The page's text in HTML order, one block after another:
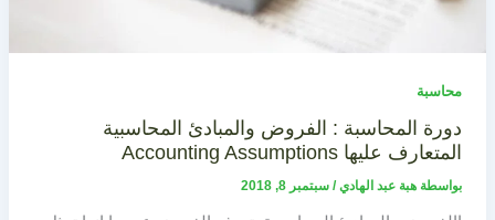
محاسبة
دورة المحاسبة : الفروض والمبادئ المحاسبية
المتعارف عليها Accounting Assumptions
بواسطة هبة عبد الهادي/ سبتمبر 8, 2018